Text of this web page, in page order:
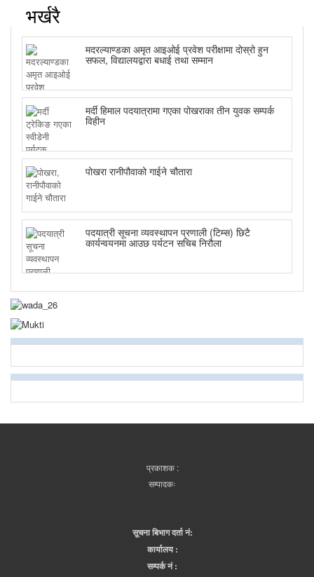
भर्खरै
मदरल्याण्डका अमृत आइओई प्रवेश परीक्षामा दोस्रो हुन
सफल, विद्यालयद्वारा बधाई तथा सम्मान
मर्दी हिमाल पदयात्रामा गएका पोखराका तीन युवक सम्पर्क
विहीन
पोखरा रानीपौवाको गाईने चौतारा
पदयात्री सूचना व्यवस्थापन प्रणाली (टिम्स) छिटै
कार्यन्वयनमा आउछ पर्यटन सचिब निरौला
प्रकाशक :
सम्पादकः
सूचना बिभाग दर्ता नं:
कार्यालय :
सम्पर्क नं :